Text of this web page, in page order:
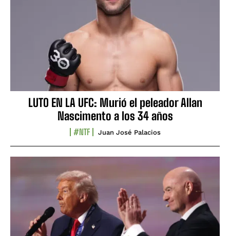
LUTO EN LA UFC: Murió el peleador Allan
Nascimento a los 34 años
#NTF Juan José Palacios